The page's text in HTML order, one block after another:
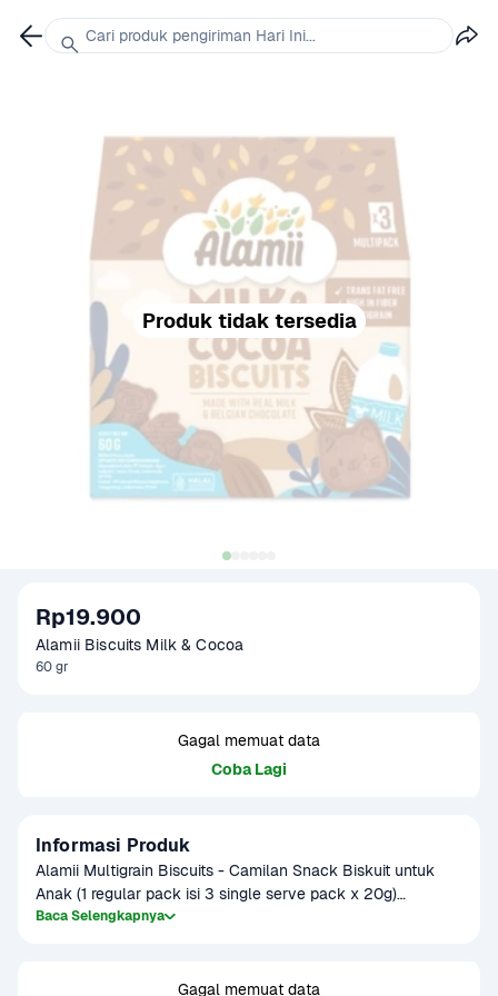
Produk tidak tersedia
Rp19.900
Alamii Biscuits Milk & Cocoa
60 gr
Gagal memuat data
Coba Lagi
Informasi Produk
Alamii Multigrain Biscuits - Camilan Snack Biskuit untuk
Anak (1 regular pack isi 3 single serve pack x 20g)
Baca Selengkapnya
Gagal memuat data
Cari produk pengiriman Hari Ini...